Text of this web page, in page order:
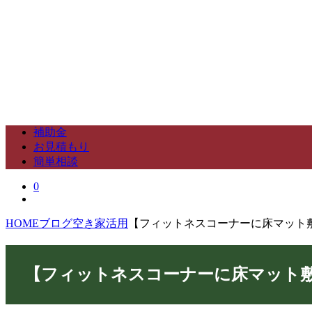
補助金
お見積もり
簡単相談
0
HOMEブログ空き家活用 【フィットネスコーナーに床マット
【フィットネスコーナーに床マット敷